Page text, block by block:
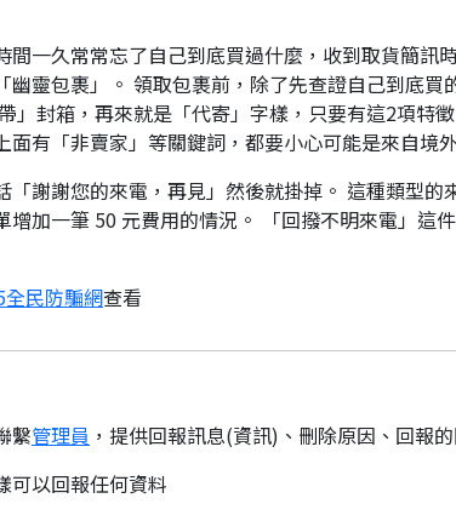
一久常常忘了自己到底買過什麼，收到取貨簡訊
靈包裹」。 領取包裹前，除了先查證自己到底
」封箱，再來就是「代寄」字樣，只要有這2項特
有「非賣家」等關鍵詞，都要小心可能是來自境
「謝謝您的來電，再見」然後就掛掉。 這種類型
加一筆 50 元費用的情況。 「回撥不明來電」這
民防騙網查看
繫管理員 ，提供回報訊息(資訊)、刪除原因、回報
可以回報任何資料